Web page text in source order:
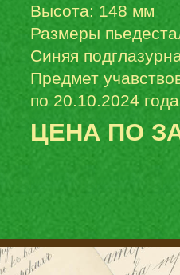
Высота: 148 мм
Размеры
Синяя
Предмет
по 20.10.2024
ЦЕНА ПО